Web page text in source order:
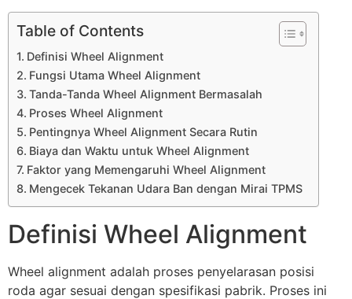
Table of Contents
Definisi Wheel Alignment
Fungsi Utama Wheel Alignment
Tanda-Tanda Wheel Alignment Bermasalah
Proses Wheel Alignment
Pentingnya Wheel Alignment Secara Rutin
Biaya dan Waktu untuk Wheel Alignment
Faktor yang Memengaruhi Wheel Alignment
Mengecek Tekanan Udara Ban dengan Mirai TPMS
Definisi Wheel Alignment
Wheel alignment adalah proses penyelarasan posisi
roda agar sesuai dengan spesifikasi pabrik. Proses ini